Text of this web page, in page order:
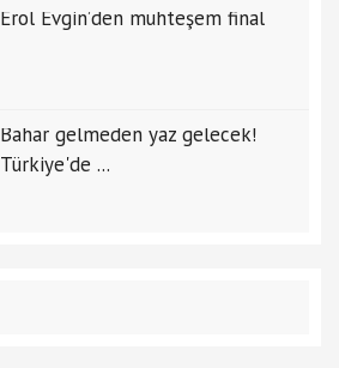
Erol Evgin’den muhteşem final
Bahar gelmeden yaz gelecek!
Türkiye'de ...